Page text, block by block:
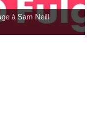
Pocket Fighter